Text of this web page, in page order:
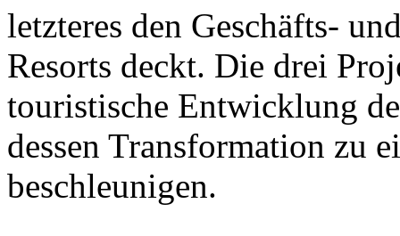
letzteres den Geschäfts-
Resorts deckt. Die drei
touristische Entwicklung
dessen Transformation zu
beschleunigen.